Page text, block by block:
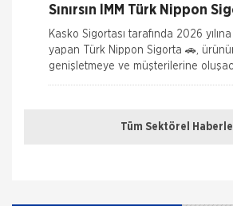
Sınırsın İMM Türk Nippon
poliçelerinize eklenebiliyor.
Kasko Sigortası tarafında 2026 yılına
yapan Türk Nippon Sigorta 🚗,
genişletmeye ve müşterilerine
tam g&
değerli müşterilerimiz, hangi bankadan olursa olsun;
Tüm Sektörel